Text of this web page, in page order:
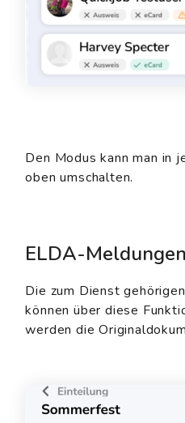
Den Modus kann man in
oben umschalten.
ELDA-Meldungen
Die zum Dienst
können über diese
werden die